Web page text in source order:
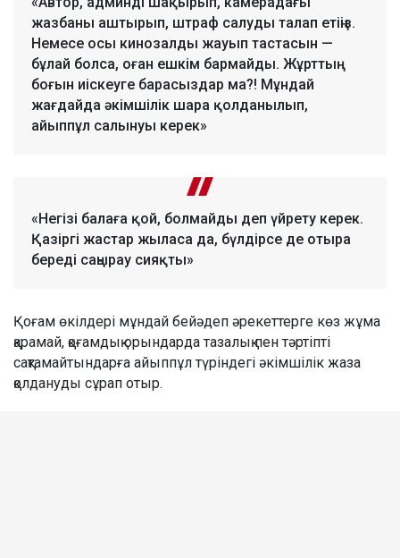
жазбаны аштырып, штраф салуды талап етіңіз.
Немесе осы кинозалды жауып тастасын —
бұлай болса, оған ешкім бармайды. Жұрттың
боғын иіскеуге барасыздар ма?! Мұндай
жағдайда әкімшілік шара қолданылып,
айыппұл салынуы керек»
«Негізі балаға қой, болмайды деп үйрету керек.
Қазіргі жастар жыласа да, бүлдірсе де отыра
береді саңырау сияқты»
Қоғам өкілдері мұндай бейәдеп әрекеттерге көз жұма
қарамай, қоғамдық орындарда тазалық пен тәртіпті
сақтамайтындарға айыппұл түріндегі әкімшілік жаза
қолдануды сұрап отыр.